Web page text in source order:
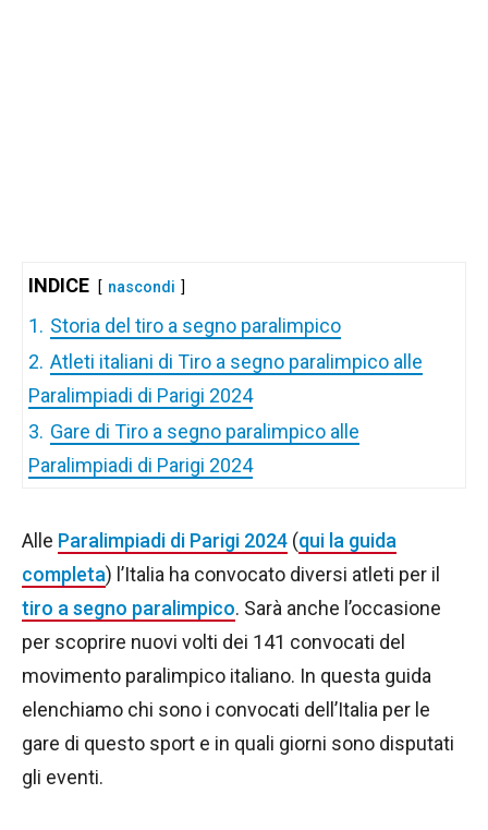
INDICE nascondi
1. Storia del tiro a segno paralimpico
2. Atleti italiani di Tiro a segno paralimpico alle
Paralimpiadi di Parigi 2024
3. Gare di Tiro a segno paralimpico alle
Paralimpiadi di Parigi 2024
Alle Paralimpiadi di Parigi 2024 (qui la guida
completa) l’Italia ha convocato diversi atleti per il
tiro a segno paralimpico. Sarà anche l’occasione
per scoprire nuovi volti dei 141 convocati del
movimento paralimpico italiano. In questa guida
elenchiamo chi sono i convocati dell’Italia per le
gare di questo sport e in quali giorni sono disputati
gli eventi.